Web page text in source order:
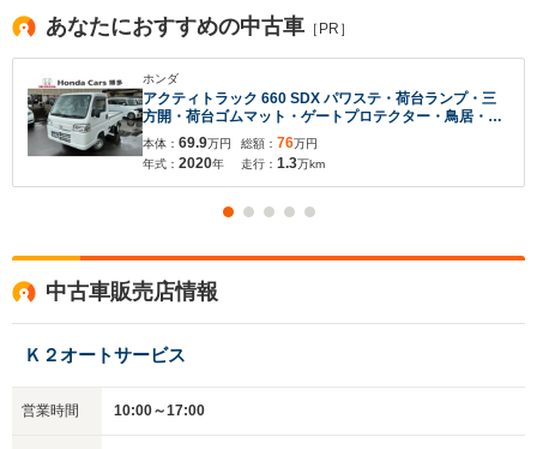
あなたにおすすめの中古車 ［PR］
ホンダ
アクティトラック 660 SDX パワステ・荷台ランプ・三
方開・荷台ゴムマット・ゲートプロテクター・鳥居・フ
ロアゴムマット
本体： 69.9万円
年式： 2020年
総額： 76万円
走行： 1.3万km
中古車販売店情報
Ｋ２オートサービス
営業時間 10:00～17:00